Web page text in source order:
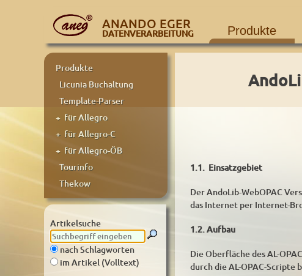
ANANDO EGER
DATENVERARBEITUNG Produkte
Produkte
Licunia Buchaltung
Template-Parser
+ für Allegro
+ für Allegro-C
+ für Allegro-ÖB
Tourinfo
Thekow
Artikelsuche
nach Schlagworten
im Artikel (Volltext)
1.1. Einsatzgebiet
Der AndoLib-WebOPAC
das Internet per Internet-
1.2. Aufbau
Die Oberfläche des AL-
durch die AL-OPAC-